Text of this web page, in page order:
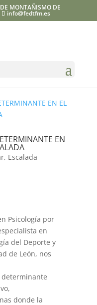
MONTAÑISMO DE
info@fedtfm.es
EN
, Escalada
Psicología por
en
del Deporte y
de León, nos
donde la